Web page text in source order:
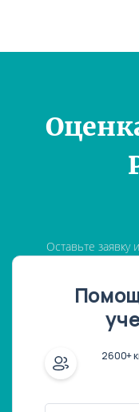
Оставьте
2600+